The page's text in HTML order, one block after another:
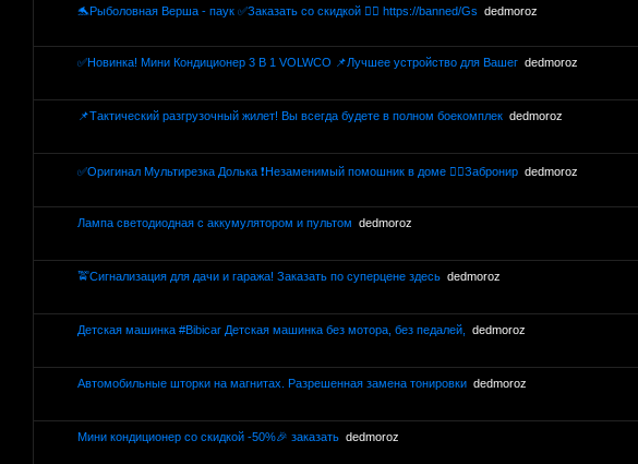
🐬Рыболовная Верша - паук ✅Заказать со скидкой 👉🏻 https://banned/Gs dedmoroz
✅Новинка! Мини Кондиционер 3 В 1 VOLWCO 📌Лучшее устройство для Вашег dedmoroz
📌Тактический разгрузочный жилет! Вы всегда будете в полном боекомплек dedmoroz
✅Оригинал Мультирезка Долька ❗Незаменимый помошник в доме 👍🏻Забронир dedmoroz
Лампа светодиодная с аккумулятором и пультом dedmoroz
🚖Сигнализация для дачи и гаража! Заказать по суперцене здесь dedmoroz
Детская машинка #Bibicar Детская машинка без мотора, без педалей,
dedmoroz
Автомобильные шторки на магнитах. Разрешенная замена тонировки dedmoroz
Мини кондиционер со скидкой -50%🎉 заказать dedmoroz